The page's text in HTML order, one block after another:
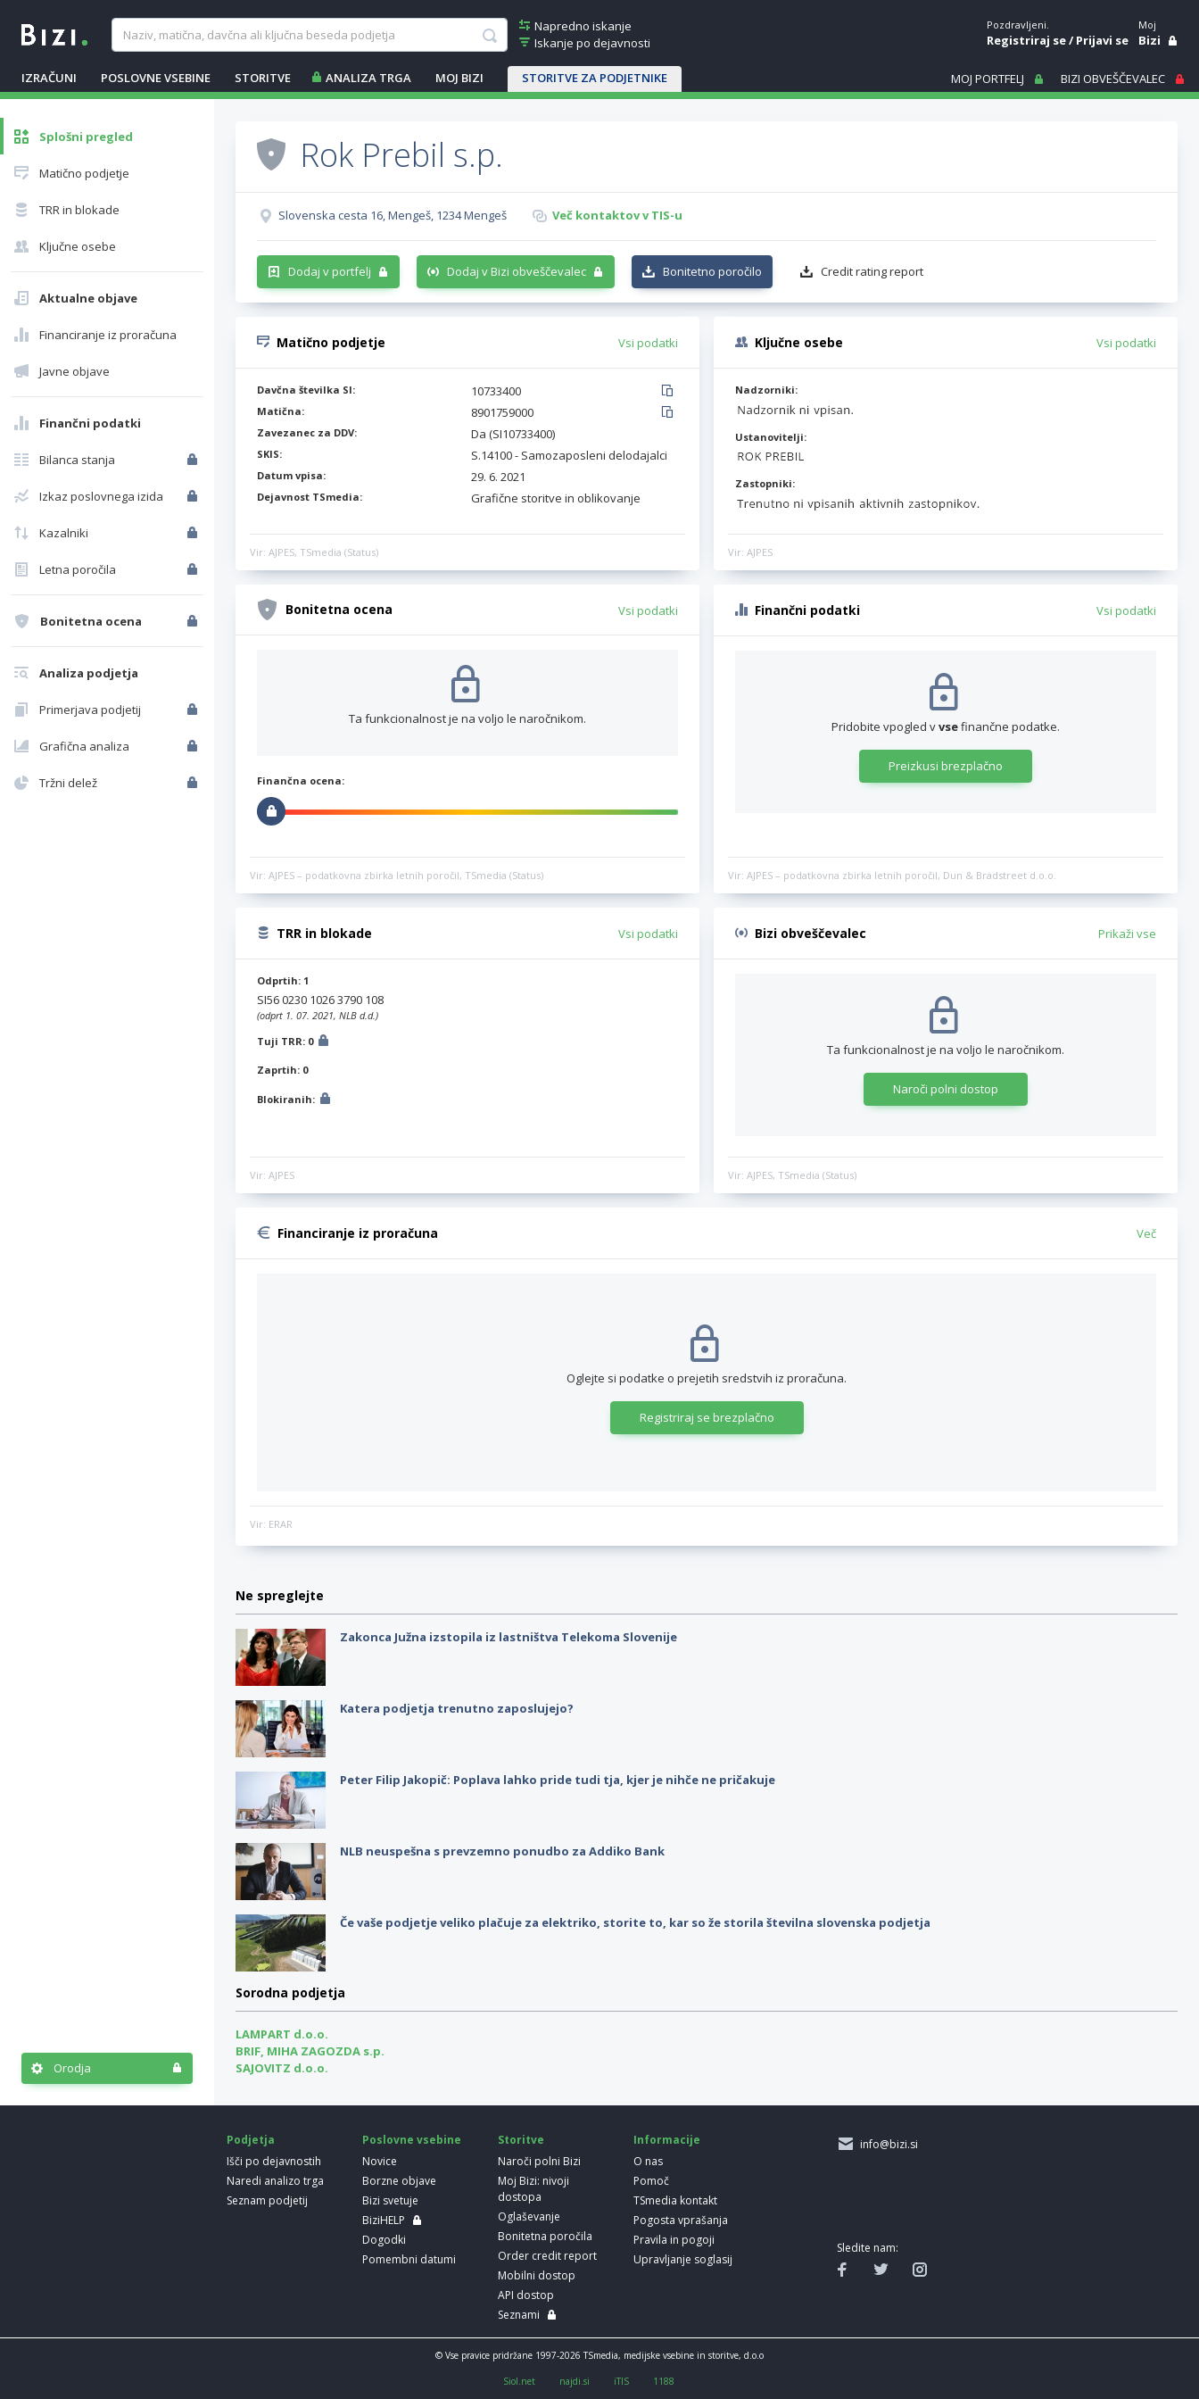
Napredno iskanje
Iskanje po dejavnosti
IZRAČUNI POSLOVNE VSEBINE STORITVE ANALIZA TRGA MOJ BIZI STORITVE ZA PODJETNIKE
Pozdravljeni.
Registriraj se/Prijavi se
Moj
Bizi
MOJ PORTFELJ BIZI OBVEŠČEVALEC
Splošni pregled
Matično podjetje
TRR in blokade
Ključne osebe
Aktualne objave
Financiranje iz proračuna
Javne objave
Finančni podatki
Bilanca stanja
Izkaz poslovnega izida
Kazalniki
Letna poročila
Bonitetna ocena
Analiza podjetja
Primerjava podjetij
Grafična analiza
Tržni delež
Orodja
Rok Prebil s.p.
Slovenska cesta 16, Mengeš, 1234 Mengeš Več kontaktov v TIS-u
Dodaj v portfelj Dodaj v Bizi obveščevalec Bonitetno poročilo Credit rating report
Matično podjetje Vsi podatki
Davčna številka SI: 10733400
Matična: 8901759000
Zavezanec za DDV: Da (SI10733400)
SKIS: S.14100 - Samozaposleni delodajalci
Datum vpisa: 29. 6. 2021
Dejavnost TSmedia: Grafične storitve in oblikovanje
Vir: AJPES, TSmedia (Status)
Ključne osebe Vsi podatki
Nadzorniki:
Ustanovitelji:
Zastopniki:
Vir: AJPES
Bonitetna ocena Vsi podatki
Ta funkcionalnost je na voljo le naročnikom.
Finančna ocena:
Vir: AJPES – podatkovna zbirka letnih poročil, TSmedia (Status)
Finančni podatki Vsi podatki
Pridobite vpogled vvsefinančne podatke.
Preizkusi brezplačno
Vir: AJPES – podatkovna zbirka letnih poročil, Dun & Bradstreet d.o.o.
TRR in blokade Vsi podatki
Odprtih: 1
SI56 0230 1026 3790 108
(odprt 1. 07. 2021, NLB d.d.)
Tuji TRR: 0
Zaprtih: 0
Blokiranih:
Vir: AJPES
Bizi obveščevalec Prikaži vse
Ta funkcionalnost je na voljo le naročnikom.
Naroči polni dostop
Vir: AJPES, TSmedia (Status)
Financiranje iz proračuna Več
Oglejte si podatke o prejetih sredstvih iz proračuna.
Registriraj se brezplačno
Vir: ERAR
Ne spreglejte
Zakonca Južna izstopila iz lastništva Telekoma Slovenije
Katera podjetja trenutno zaposlujejo?
Peter Filip Jakopič: Poplava lahko pride tudi tja, kjer je nihče ne pričakuje
NLB neuspešna s prevzemno ponudbo za Addiko Bank
Če vaše podjetje veliko plačuje za elektriko, storite to, kar so že storila številna slovenska podjetja
Sorodna podjetja
LAMPART d.o.o.
BRIF, MIHA ZAGOZDA s.p.
SAJOVITZ d.o.o.
Podjetja
Išči po dejavnostih
Naredi analizo trga
Seznam podjetij
Poslovne vsebine
Novice
Borzne objave
Bizi svetuje
BiziHELP
Dogodki
Pomembni datumi
Storitve
Naroči polni Bizi
Moj Bizi: nivoji
dostopa
Oglaševanje
Bonitetna poročila
Order credit report
Mobilni dostop
API dostop
Seznami
Informacije
O nas
Pomoč
TSmedia kontakt
Pogosta vprašanja
Pravila in pogoji
Upravljanje soglasij
info@bizi.si
Sledite nam:
© Vse pravice pridržane 1997-2026 TSmedia, medijske vsebine in storitve, d.o.o
Siol.net najdi.si iTIS 1188